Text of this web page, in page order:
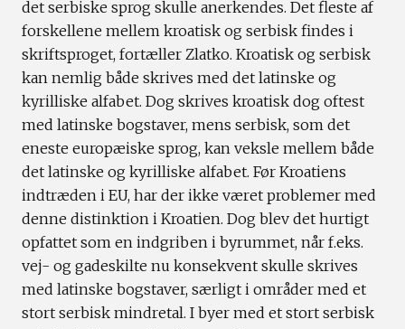
det serbiske sprog skulle anerkendes. Det fleste af
forskellene mellem kroatisk og serbisk findes i
skriftsproget, fortæller Zlatko. Kroatisk og serbisk
kan nemlig både skrives med det latinske og
kyrilliske alfabet. Dog skrives kroatisk dog oftest
med latinske bogstaver, mens serbisk, som det
eneste europæiske sprog, kan veksle mellem både
det latinske og kyrilliske alfabet. Før Kroatiens
indtræden i EU, har der ikke været problemer med
denne distinktion i Kroatien. Dog blev det hurtigt
opfattet som en indgriben i byrummet, når f.eks.
vej- og gadeskilte nu konsekvent skulle skrives
med latinske bogstaver, særligt i områder med et
stort serbisk mindretal. I byer med et stort serbisk